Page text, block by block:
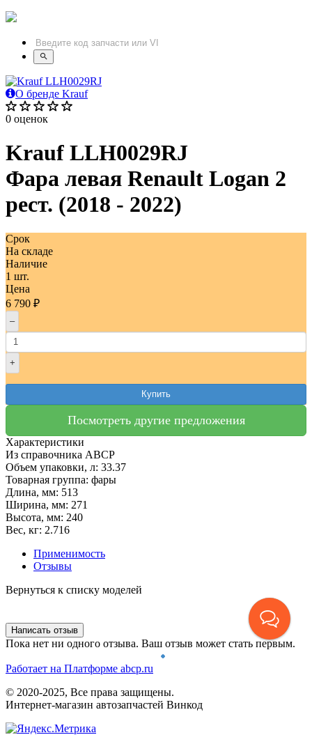
О бренде Krauf
0 оценок
Krauf LLH0029RJ
Фара левая Renault Logan 2
рест. (2018 - 2022)
Срок
На складе
Наличие
1 шт.
Цена
6 790 ₽
–
+
Купить
Посмотреть другие предложения
Характеристики
Из справочника ABCP
Объем упаковки, л: 33.37
Товарная группа: фары
Длина, мм: 513
Ширина, мм: 271
Высота, мм: 240
Вес, кг: 2.716
Применимость
Отзывы
Пока нет ни одного отзыва. Ваш отзыв может стать первым.
Работает на Платформе abcp.ru
© 2020-2025, Все права защищены.
Интернет-магазин автозапчастей Винкод